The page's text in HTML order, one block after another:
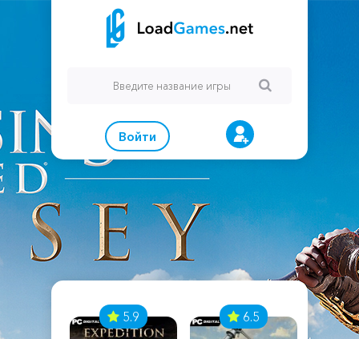
Войти
5.9 6.5